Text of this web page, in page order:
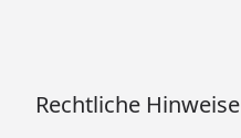
Rechtliche Hinweise